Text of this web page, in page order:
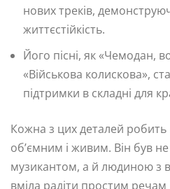
нових треків,
життєстійкість.
Його пісні, як «Чемодан,
«Військова колискова»,
підтримки в складні для
Кожна з цих деталей робить
об’ємним і живим. Він був
музикантом, а й людиною з
вміла радіти простим речам